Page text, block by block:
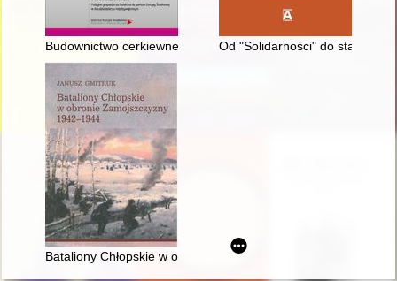
Budownictwo cerkiewne w kontekście procesów
Od "Solidarności" do stanu
Bataliony Chłopskie w obronie Zamojszczyzny 1942-1944